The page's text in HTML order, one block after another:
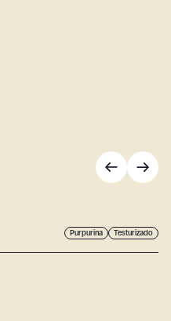
Purpurina Testurizado